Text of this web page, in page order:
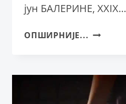
јун БАЛЕРИНЕ, XXIX…
ОПШИРНИЈЕ... СНП